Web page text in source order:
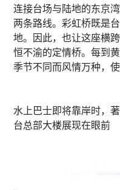
连接台场与陆地的东京
两条路线。彩虹桥既是
地。因此，也让这座横
恒不渝的定情桥。每到
季节不同而风情万种，
水上巴士即将靠岸时，
台总部大楼展现在眼前